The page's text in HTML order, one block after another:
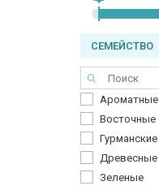
СЕМЕЙСТВО
Ароматные
Восточные
Гурманские
Древесные
Зеленые